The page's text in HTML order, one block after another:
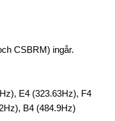
CSBRM) ingår.
E4 (323.63Hz), F4
B4 (484.9Hz)